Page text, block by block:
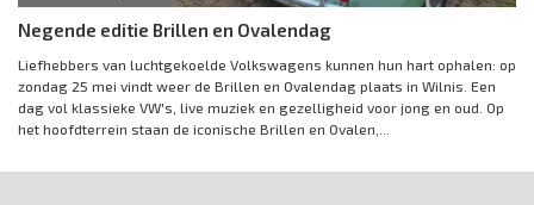
Negende editie Brillen en Ovalendag
Liefhebbers van luchtgekoelde Volkswagens kunnen hun hart ophalen: op
zondag 25 mei vindt weer de Brillen en Ovalendag plaats in Wilnis. Een
dag vol klassieke VW's, live muziek en gezelligheid voor jong en oud. Op
het hoofdterrein staan de iconische Brillen en Ovalen,...